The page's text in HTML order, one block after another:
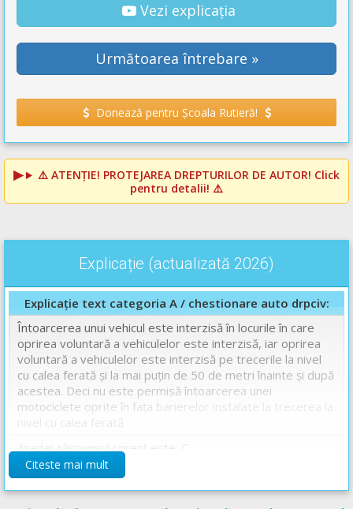
Vezi explicația
Următoarea întrebare »
Donează pentru Școala Rutieră!
⚠️ ATENȚIE! PROTEJAREA DREPTURILOR DE AUTOR! Click
pentru detalii! ⚠️
Explicație (actualizată 2026)
Explicație text categoria A / chestionare auto drpciv:
Întoarcerea unui vehicul este interzisă în locurile în care
oprirea voluntară a vehiculelor este interzisă, iar oprirea
voluntară a vehiculelor este interzisă pe trecerile la nivel
cu calea ferată și la mai puțin de 50 de metri înainte și după
acestea. Deci nu este permisă întoarcerea unei
motociclete oprite în faţa barierelor instalate la trecerea la
Așadar răspunsul corect este: C
Articol referință din legislatia rutieră în vigoare: OUG sau
Citeste mai mult